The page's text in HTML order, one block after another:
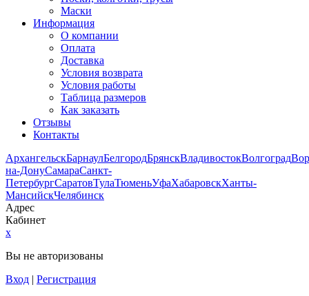
Маски
Информация
О компании
Оплата
Доставка
Условия возврата
Условия работы
Таблица размеров
Как заказать
Отзывы
Контакты
АрхангельскБарнаулБелгородБрянскВладивостокВолгоград
на-ДонуСамараСанкт-
ПетербургСаратовТулаТюменьУфаХабаровскХанты-
МансийскЧелябинск
Адрес
Кабинет
x
Вы не авторизованы
Вход | Регистрация